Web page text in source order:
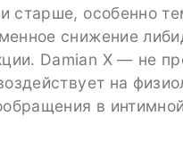
старше, особенно
снижение
Damian X — не
на
в